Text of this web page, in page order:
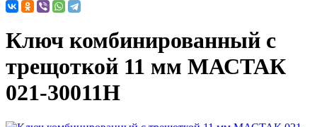
Ключ комбинированный с
трещоткой 11 мм МАСТАК
021-30011H